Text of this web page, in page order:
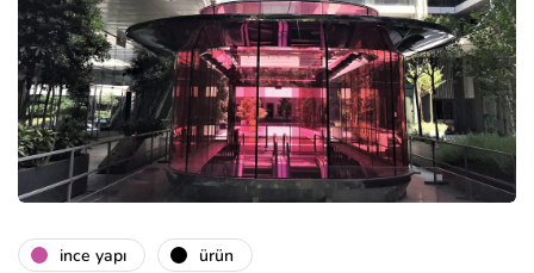
i̇nce yapı ürün